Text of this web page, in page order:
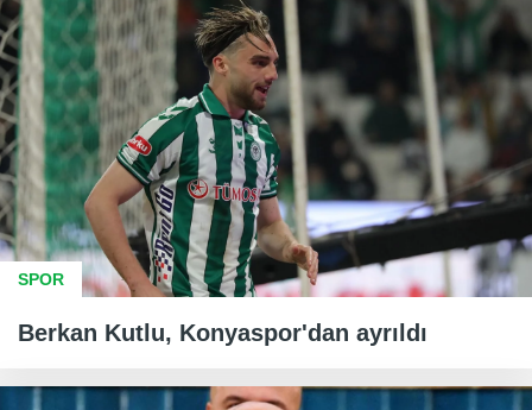
SPOR
Berkan Kutlu, Konyaspor'dan ayrıldı